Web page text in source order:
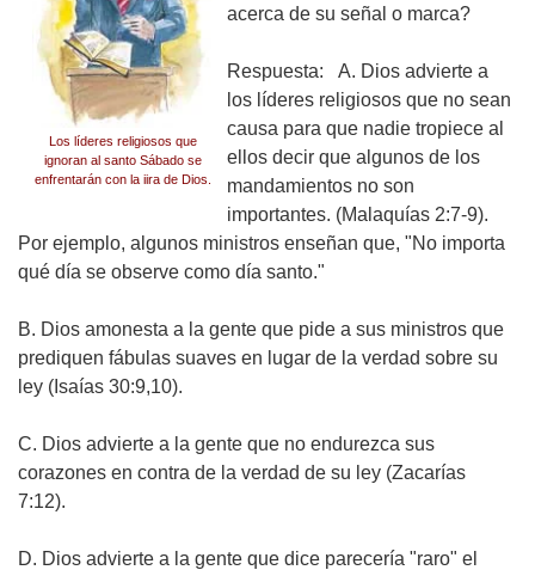
Los líderes religiosos que
ignoran al santo Sábado se
enfrentarán con la iira de Dios.
acerca de su señal o marca?
Respuesta:
A. Dios advierte a
los líderes religiosos que no sean
causa para que nadie tropiece al
ellos decir que algunos de los
mandamientos no son
importantes. (Malaquías 2:7-9).
Por ejemplo, algunos ministros enseñan que, "No importa
qué día se observe como día santo."
B. Dios amonesta a la gente que pide a sus ministros que
prediquen fábulas suaves en lugar de la verdad sobre su
ley (Isaías 30:9,10).
C. Dios advierte a la gente que no endurezca sus
corazones en contra de la verdad de su ley (Zacarías
7:12).
D. Dios advierte a la gente que dice parecería "raro" el